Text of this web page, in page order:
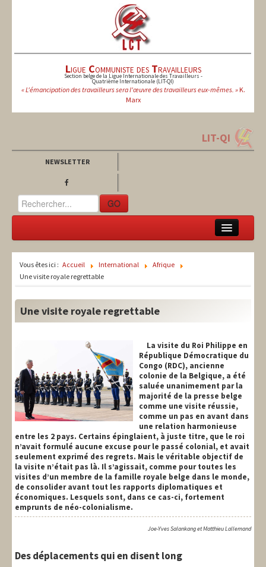
Ligue Communiste des Travailleurs
Section belge de la Ligue Internationale des Travailleurs -
Quatrième Internationale (LIT-QI)
« L'émancipation des travailleurs sera l'œuvre des travailleurs eux-mêmes. »K.
Marx
LIT-QI
NEWSLETTER
GO
Syndical
Social
Thèmes
Vous êtes ici : Accueil International
Afrique
Une visite royale regrettable
Une visite royale regrettable
La visite du Roi Philippe en
République Démocratique du
Congo (RDC), ancienne
colonie de la Belgique, a été
saluée unanimement par la
majorité de la presse belge
comme une visite réussie,
comme un pas en avant dans
une relation harmonieuse
entre les 2 pays. Certains épinglaient, à juste titre, que le roi
n’avait formulé aucune excuse pour le passé colonial, et avait
seulement exprimé des regrets. Mais le véritable objectif de
la visite n’était pas là. Il s’agissait, comme pour toutes les
visites d’un membre de la famille royale belge dans le monde,
de consolider avant tout les rapports diplomatiques et
économiques. Lesquels sont, dans ce cas-ci, fortement
emprunts de néo-colonialisme.
Joe-Yves Salankang et Matthieu Lallemand
Des déplacements qui en disent long